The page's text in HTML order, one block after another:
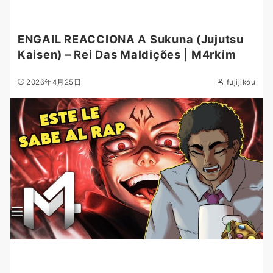
ENGAIL REACCIONA A Sukuna (Jujutsu
Kaisen) – Rei Das Maldições | M4rkim
2026年4月25日 fujijikou